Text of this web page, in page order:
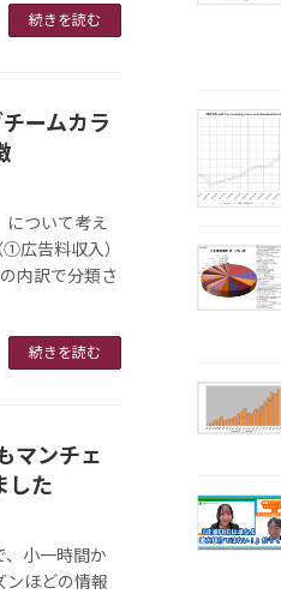
続きを読む
ームカラ
ついて考え
広告料収入）
内訳で分類さ
続きを読む
マンチェ
した
、小一時間か
ンほどの情報